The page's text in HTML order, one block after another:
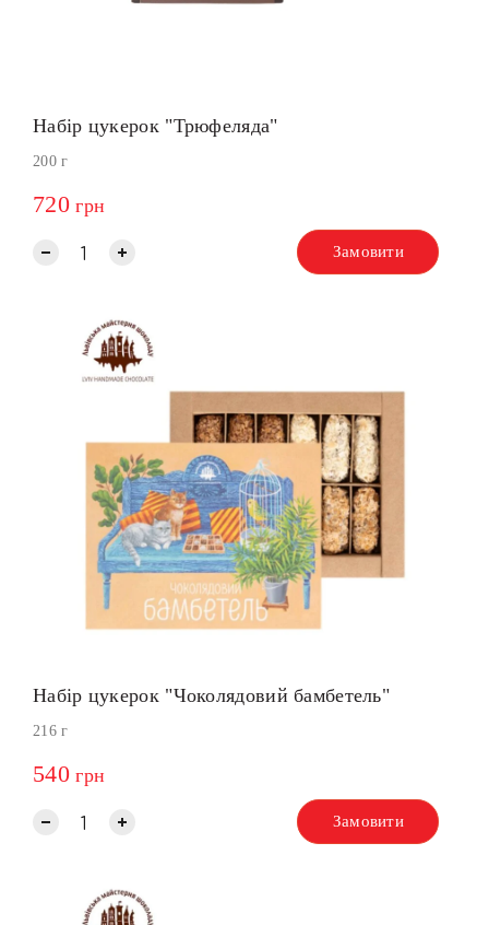
Набір цукерок "Трюфеляда"
200 г
720 грн
Замовити
Набір цукерок "Чоколядовий бамбетель"
216 г
540 грн
Замовити